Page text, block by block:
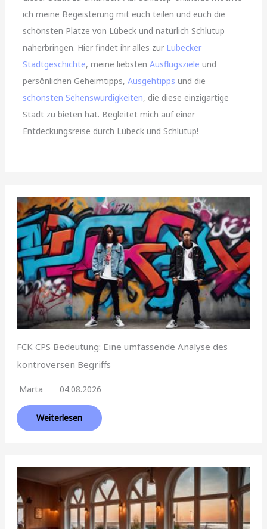
ich meine Begeisterung mit euch teilen und euch die
schönsten Plätze von Lübeck und natürlich Schlutup
näherbringen. Hier findet ihr alles zur Lübecker
Stadtgeschichte, meine liebstenAusflugsziele und
persönlichen Geheimtipps,Ausgehtipps und die
schönsten Sehenswürdigkeiten, die diese einzigartige
Stadt zu bieten hat. Begleitet mich auf einer
Entdeckungsreise durch Lübeck und Schlutup!
FCK CPS Bedeutung: Eine umfassende Analyse des
kontroversen Begriffs
Marta 04.08.2026
Weiterlesen